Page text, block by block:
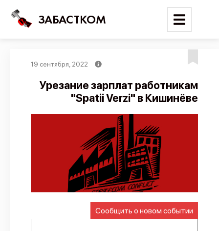
ЗАБАСТКОМ
Поиск
Новости
Карта событий
Трудовые конфликты
Отчеты
Предложить публикацию
API
19 сентября, 2022
Урезание зарплат работникам
"Spatii Verzi" в Кишинёве
Сообщить о новом событии